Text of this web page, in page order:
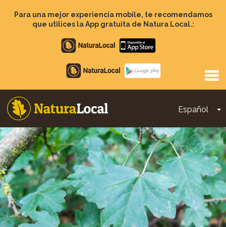
contenido
Para una mejor experiencia mobile, te recomendamos
que utilices la App gratuita de Natura Local.:
Apple
store
Google
Play
Español
Main
navigation